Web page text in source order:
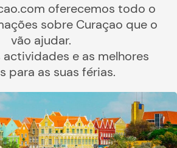
oferecemos todo o
sobre Curaçao que o
vão ajudar.
actividades e as melhores
para as suas férias.